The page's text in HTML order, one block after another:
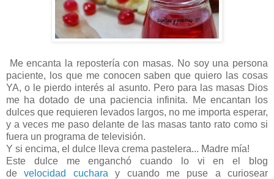
Me encanta la repostería con masas. No soy una persona
paciente, los que me conocen saben que quiero las cosas
YA, o le pierdo interés al asunto. Pero para las masas Dios
me ha dotado de una paciencia infinita. Me encantan los
dulces que requieren levados largos, no me importa esperar,
y a veces me paso delante de las masas tanto rato como si
fuera un programa de televisión.
Y si encima, el dulce lleva crema pastelera... Madre mía!
Este dulce me enganchó cuando lo vi en el blog
develocidad cuchara y cuando me puse a curiosear